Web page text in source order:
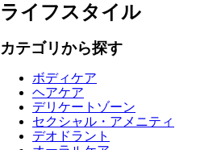
ライフスタイル
カテゴリから探す
ボディケア
ヘアケア
デリケートゾーン
セクシャル・アメニティ
デオドラント